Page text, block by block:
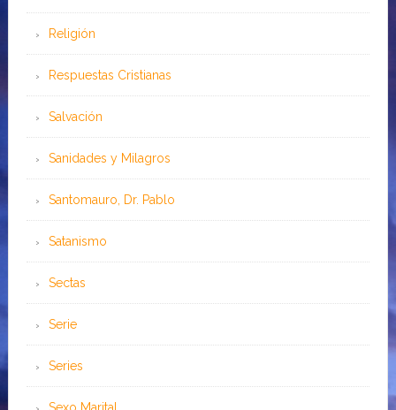
Religión
Respuestas Cristianas
Salvación
Sanidades y Milagros
Santomauro, Dr. Pablo
Satanismo
Sectas
Serie
Series